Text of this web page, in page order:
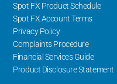
Spot FX Product Schedule
Spot FX Account Terms
Privacy Policy
Complaints Procedure
Financial Services Guide
Product Disclosure Statement